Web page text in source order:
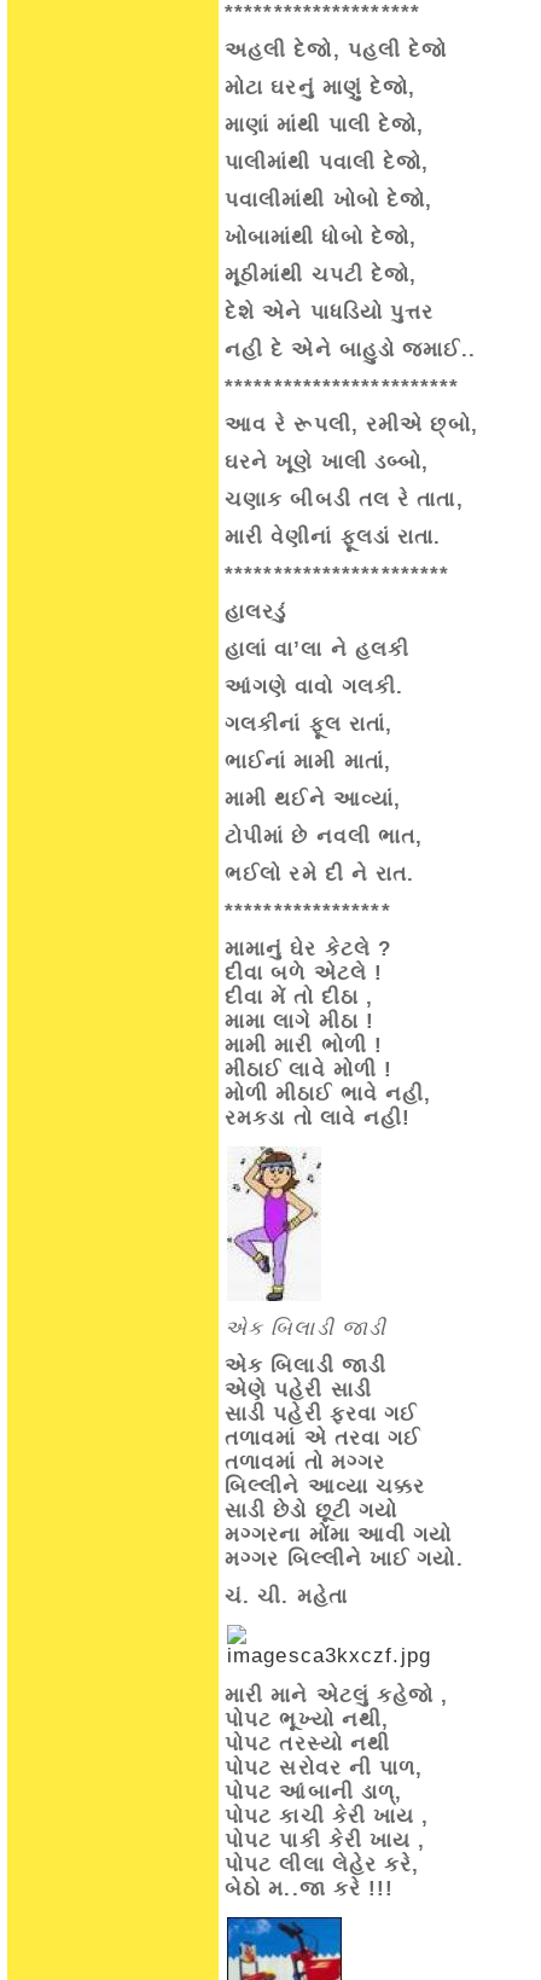
********************
અહલી દેજો, પહલી દેજો
મોટા ઘરનું માણું દેજો,
માણાં માંથી પાલી દેજો,
પાલીમાંથી પવાલી દેજો,
પવાલીમાંથી ખોબો દેજો,
ખોબામાંથી ધોબો દેજો,
મૂઠીમાંથી ચપટી દેજો,
દેશે એને પાધડિયો પુત્તર
નહી દે એને બાહુડો જમાઈ..
************************
આવ રે રૂપલી, રમીએ છ્બો,
ઘરને ખૂણે ખાલી ડબ્બો,
ચણાક બીબડી તલ રે તાતા,
મારી વેણીનાં ફૂલડાં રાતા.
***********************
હાલરડું
હાલાં વા’લા ને હલકી
આંગણે વાવો ગલકી.
ગલકીનાં ફૂલ રાતાં,
ભાઈનાં મામી માતાં,
મામી થઈને આવ્યાં,
ટોપીમાં છે નવલી ભાત,
ભઈલો રમે દી ને રાત.
*****************
મામાનું ઘેર કેટલે ?
દીવા બળે એટલે !
દીવા મેં તો દીઠા ,
મામા લાગે મીઠા !
મામી મારી ભોળી !
મીઠાઈ લાવે મોળી !
મોળી મીઠાઈ ભાવે નહી,
રમકડા તો લાવે નહી!
એક બિલાડી જાડી
એક બિલાડી જાડી
એણે પહેરી સાડી
સાડી પહેરી ફરવા ગઈ
તળાવમાં એ તરવા ગઈ
તળાવમાં તો મગ્ગર
બિલ્લીને આવ્યા ચક્કર
સાડી છેડો છૂટી ગયો
મગ્ગરના મોંમા આવી ગયો
મગ્ગર બિલ્લીને ખાઈ ગયો.
ચં. ચી. મહેતા
મારી માને એટલું કહેજો ,
પોપટ ભૂખ્યો નથી,
પોપટ તરસ્યો નથી
પોપટ સરોવર ની પાળ,
પોપટ આંબાની ડાળ્,
પોપટ કાચી કેરી ખાય ,
પોપટ પાકી કેરી ખાય ,
પોપટ લીલા લેહેર કરે,
બેઠો મ..જા કરે !!!